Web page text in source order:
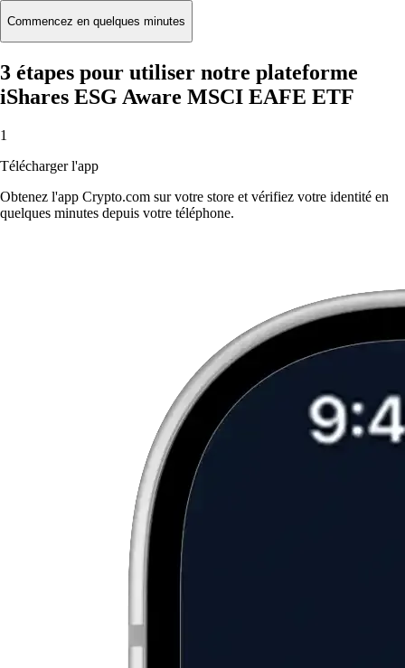
Commencez en quelques minutes
3 étapes pour utiliser notre plateforme
iShares ESG Aware MSCI EAFE ETF
1
Télécharger l'app
Obtenez l'app Crypto.com sur votre store et vérifiez votre identité en
quelques minutes depuis votre téléphone.